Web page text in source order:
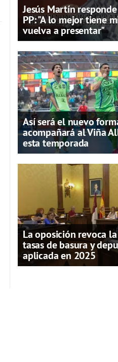
Jesús Martín
PP: "A lo mejor tiene
vuelva a presentar"
Así será el nuevo
acompañará al Viña
esta temporada
La oposición revoca
tasas de basura y
aplicada en 2025